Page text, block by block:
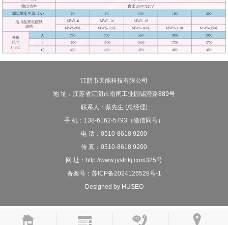
江阴市天能科技有限公司
地 址：江苏省江阴市南闸工业园锡澄路889号
联系人：蔡先生 (总经理)
手 机：138-6162-5793（微信同号）
电 话：0510-8618 9200
传 真：0510-8618 9200
网 址：http://www.jystnkj.com325号
备案号： 苏ICP备2024126528号-1
Designed by HUSEO